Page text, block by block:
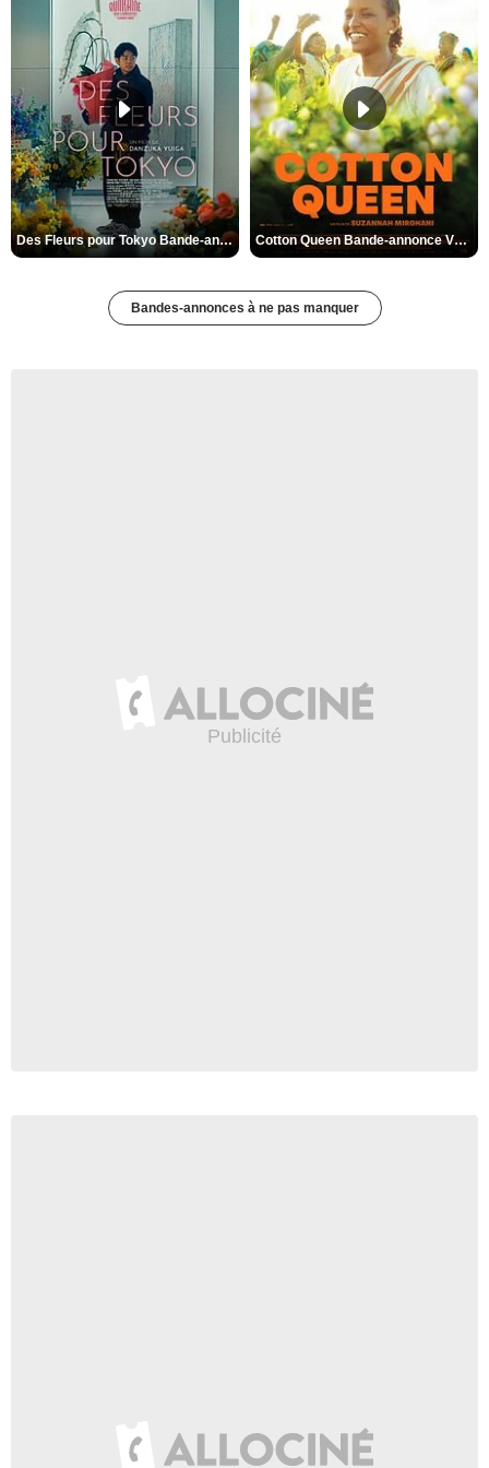
Des Fleurs pour Tokyo Bande-annonce VO STFR Cotton Queen Bande-annonce VO STFR
Bandes-annonces à ne pas manquer